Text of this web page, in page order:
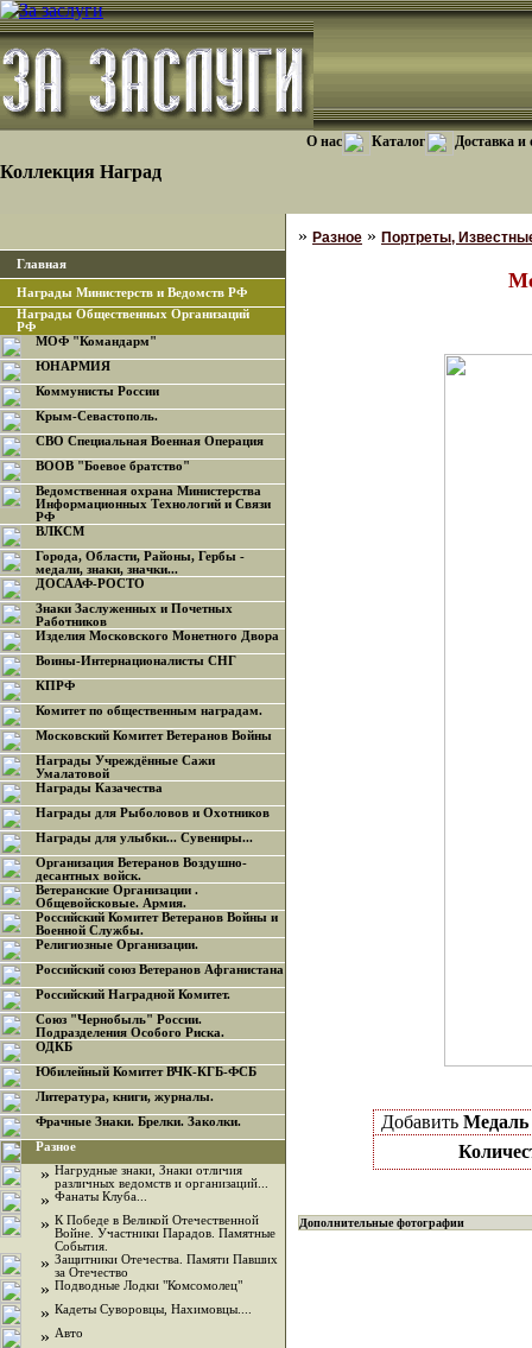
Коллекция Наград
О нас Каталог Доставка и
Главная
Награды Министерств и Ведомств РФ
Награды Общественных Организаций
РФ
МОФ "Командарм"
ЮНАРМИЯ
Коммунисты России
Крым-Севастополь.
СВО Специальная Военная Операция
ВООВ "Боевое братство"
Ведомственная охрана Министерства
Информационных Технологий и Связи
РФ
ВЛКСМ
Города, Области, Районы, Гербы -
медали, знаки, значки...
ДОСААФ-РОСТО
Знаки Заслуженных и Почетных
Работников
Изделия Московского Монетного Двора
Воины-Интернационалисты СНГ
КПРФ
Комитет по общественным наградам.
Московский Комитет Ветеранов Войны
Награды Учреждённые Сажи
Умалатовой
Награды Казачества
Награды для Рыболовов и Охотников
Награды для улыбки... Сувениры...
Организация Ветеранов Воздушно-
десантных войск.
Ветеранские Организации .
Общевойсковые. Армия.
Российский Комитет Ветеранов Войны и
Военной Службы.
Религиозные Организации.
Российский союз Ветеранов Афганистана
Российский Наградной Комитет.
Союз "Чернобыль" России.
Подразделения Особого Риска.
ОДКБ
Юбилейный Комитет ВЧК-КГБ-ФСБ
Литература, книги, журналы.
Фрачные Знаки. Брелки. Заколки.
Разное
» Нагрудные знаки, Знаки отличия
различных ведомств и организаций...
» Фанаты Клуба...
» К Победе в Великой Отечественной
Войне. Участники Парадов. Памятные
События.
» Защитники Отечества. Памяти Павших
за Отечество
» Подводные Лодки "Комсомолец"
» Кадеты Суворовцы, Нахимовцы....
» Авто
» Разное » Портреты,
Добавить
Дополнительные фотографии